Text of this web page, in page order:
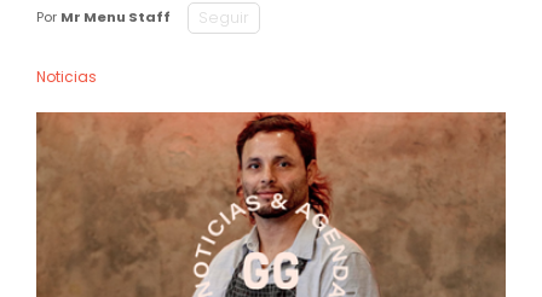
Por Mr Menu Staff Seguir
Noticias